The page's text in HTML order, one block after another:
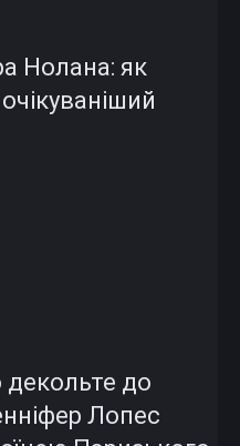
Нолана: як
декольте до
Лопес